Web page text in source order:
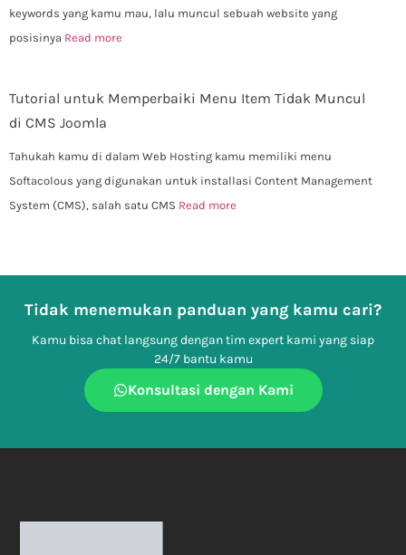
keywords yang kamu mau, lalu muncul sebuah website yang
posisinya Read more
Tutorial untuk Memperbaiki Menu Item Tidak Muncul
di CMS Joomla
Tahukah kamu di dalam Web Hosting kamu memiliki menu
Softacolous yang digunakan untuk installasi Content Management
System (CMS), salah satu CMS Read more
Tidak menemukan panduan yang kamu cari?
Kamu bisa chat langsung dengan tim expert kami yang siap
24/7 bantu kamu
Konsultasi dengan Kami